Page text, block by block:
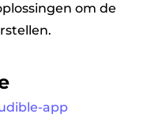
om de
app